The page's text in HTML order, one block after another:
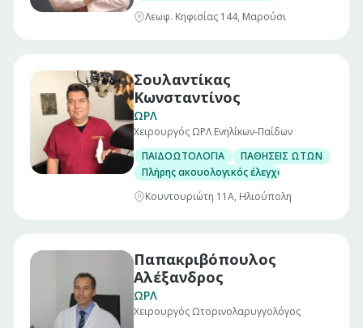
Λεωφ. Κηφισίας 144, Μαρούσι
Σουλαντίκας
Κωνσταντίνος
ΩΡΛ
Χειρουργός ΩΡΛ Ενηλίκων-Παίδων
ΠΑΙΔΟΩΤΟΛΟΓΙΑ
ΠΑΘΗΣΕΙΣ ΩΤΩΝ
Πλήρης ακουολογικός έλεγχος παίδων
Κουντουριώτη 11Α, Ηλιούπολη
Παπακριβόπουλος
Αλέξανδρος
ΩΡΛ
Χειρουργός Ωτορινολαρυγγολόγος